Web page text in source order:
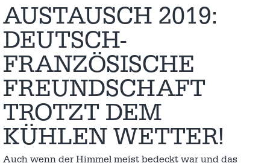
AUSTAUSCH 2019:
DEUTSCH-
FRANZÖSISCHE
FREUNDSCHAFT
TROTZT DEM
KÜHLEN WETTER!
Auch wenn der Himmel meist bedeckt war und das